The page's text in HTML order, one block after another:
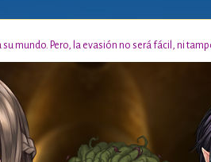
mundo. Pero, la evasión no será fácil, ni